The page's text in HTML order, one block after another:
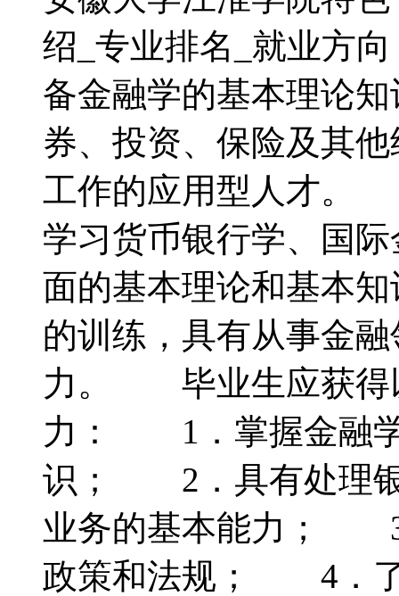
绍_专业排名_就业方
备金融学的基本理论
券、投资、保险及其
工作的应用型人才。
学习货币银行学、国
面的基本理论和基本
的训练，具有从事金
力。 毕业生应获得
力： 1．掌握金融学
识； 2．具有处理银
业务的基本能力； 3
政策和法规； 4．了